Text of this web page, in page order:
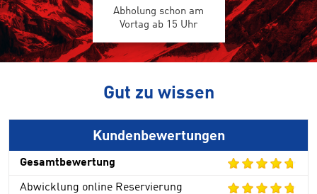
Abholung schon am
Vortag ab 15 Uhr
Gut zu wissen
Kundenbewertungen
Gesamtbewertung
Abwicklung online Reservierung